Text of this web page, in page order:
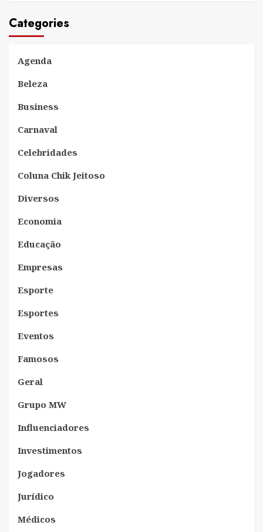
Categories
Agenda
Beleza
Business
Carnaval
Celebridades
Coluna Chik Jeitoso
Diversos
Economia
Educação
Empresas
Esporte
Esportes
Eventos
Famosos
Geral
Grupo MW
Influenciadores
Investimentos
Jogadores
Jurídico
Médicos